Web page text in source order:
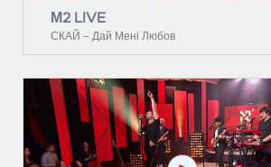
М2 LIVE
СКАЙ – Дай Мені Любов